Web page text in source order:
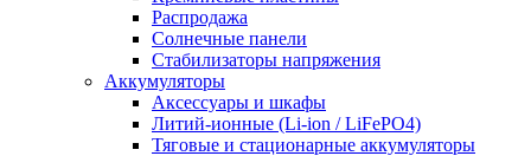
Распродажа
Солнечные панели
Стабилизаторы напряжения
Аккумуляторы
Аксессуары и шкафы
Литий-ионные (Li-ion / LiFePO4)
Тяговые и стационарные аккумуляторы